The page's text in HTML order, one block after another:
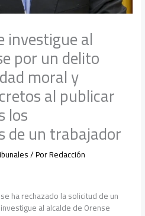
investigue al
por un delito
moral y
al publicar
los
un trabajador
/ PorRedacción
ha rechazado la solicitud de un
al alcalde de Orense